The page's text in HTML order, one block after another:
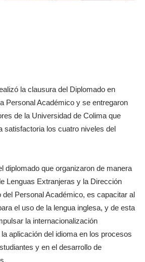
la clausura del Diplomado en
Personal Académico y se entregaron
de la Universidad de Colima que
satisfactoria los cuatro niveles del
diplomado que organizaron de manera
Lenguas Extranjeras y la Dirección
del Personal Académico, es capacitar al
el uso de la lengua inglesa, y de esta
la internacionalización
aplicación del idioma en los procesos
y en el desarrollo de